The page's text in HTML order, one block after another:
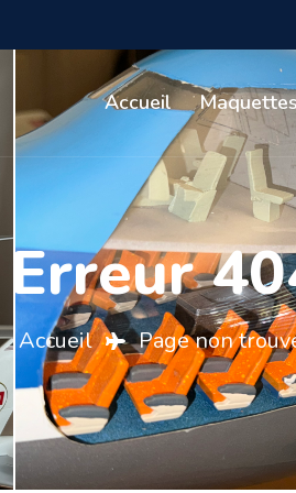
Accueil
Erreur
Accueil Page non